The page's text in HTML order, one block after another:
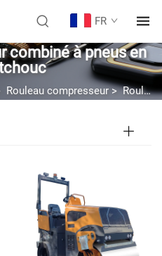
FR
combiné à pneus en
Rouleau compresseur>Rouleau compacteur routier